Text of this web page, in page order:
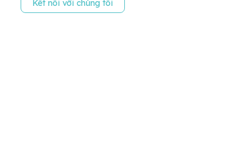
Kết nối với chúng tôi